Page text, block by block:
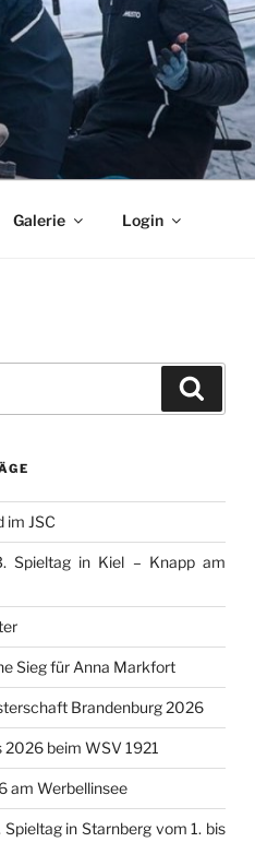
Galerie Login
im JSC
Spieltag in Kiel – Knapp am
Sieg für Anna Markfort
Brandenburg 2026
2026 beim WSV 1921
am Werbellinsee
Spieltag in Starnberg vom 1. bis